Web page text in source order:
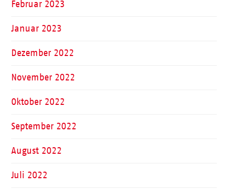
Februar 2023
Januar 2023
Dezember 2022
November 2022
Oktober 2022
September 2022
August 2022
Juli 2022